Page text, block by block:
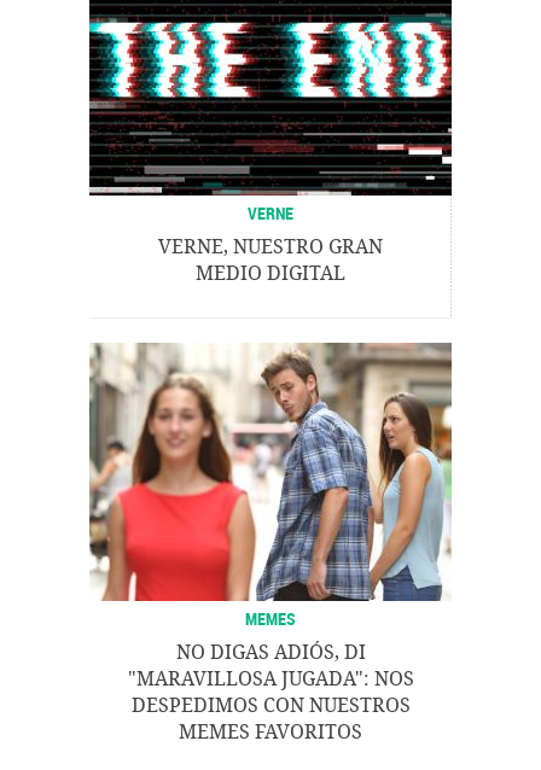
VERNE
VERNE, NUESTRO GRAN
MEDIO DIGITAL
MEMES
NO DIGAS ADIÓS, DI
"MARAVILLOSA JUGADA": NOS
DESPEDIMOS CON NUESTROS
MEMES FAVORITOS